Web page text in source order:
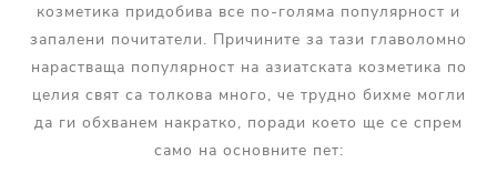
козметика придобива все по-голяма популярност и
запалени почитатели. Причините за тази главоломно
нарастваща популярност на азиатската козметика по
целия свят са толкова много, че трудно бихме могли
да ги обхванем накратко, поради което ще се спрем
само на основните пет: